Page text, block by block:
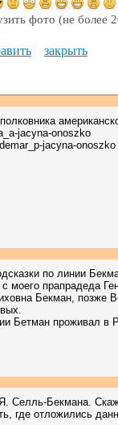
фото (не более
закрыть
очень
ребёнка гораздо
древних и старых
jacyna-onoszko
jacyna-onoszko
по линии
моего прапрадеда
Бекман, позже
Бетман проживал в
Селль-Бекмана.
где отложились